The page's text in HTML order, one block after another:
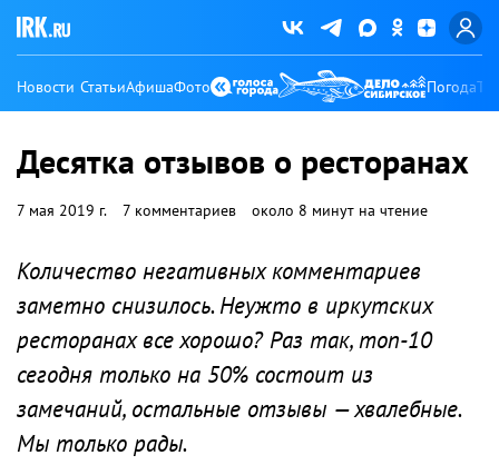
Новости СтатьиАфишаФото Погода
Десятка отзывов о ресторанах
7 мая 2019 г. 7 комментариев около 8 минут на чтение
Количество негативных комментариев
заметно снизилось. Неужто в иркутских
ресторанах все хорошо? Раз так, топ-10
сегодня только на 50% состоит из
замечаний, остальные отзывы — хвалебные.
Мы только рады.